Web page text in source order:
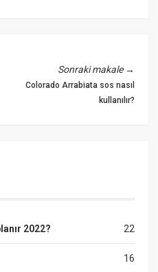
Sonraki makale→
Colorado Arrabiata sos nasıl
kullanılır?
22
2022?
16